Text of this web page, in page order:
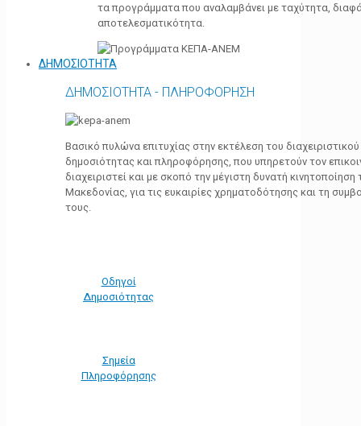
τα προγράμματα που αναλαμβάνει με ταχύτητα,
αποτελεσματικότητα.
ΔΗΜΟΣΙΟΤΗΤΑ
ΔΗΜΟΣΙΟΤΗΤΑ - ΠΛΗΡΟΦΟΡΗΣΗ
Βασικό πυλώνα επιτυχίας στην εκτέλεση του
δημοσιότητας και πληροφόρησης, που υπηρετούν τον
διαχειριστεί και με σκοπό την μέγιστη δυνατή
Μακεδονίας, για τις ευκαιρίες χρηματοδότησης και τη
τους.
Οδηγοί
Δημοσιότητας
Σημεία
Πληροφόρησης